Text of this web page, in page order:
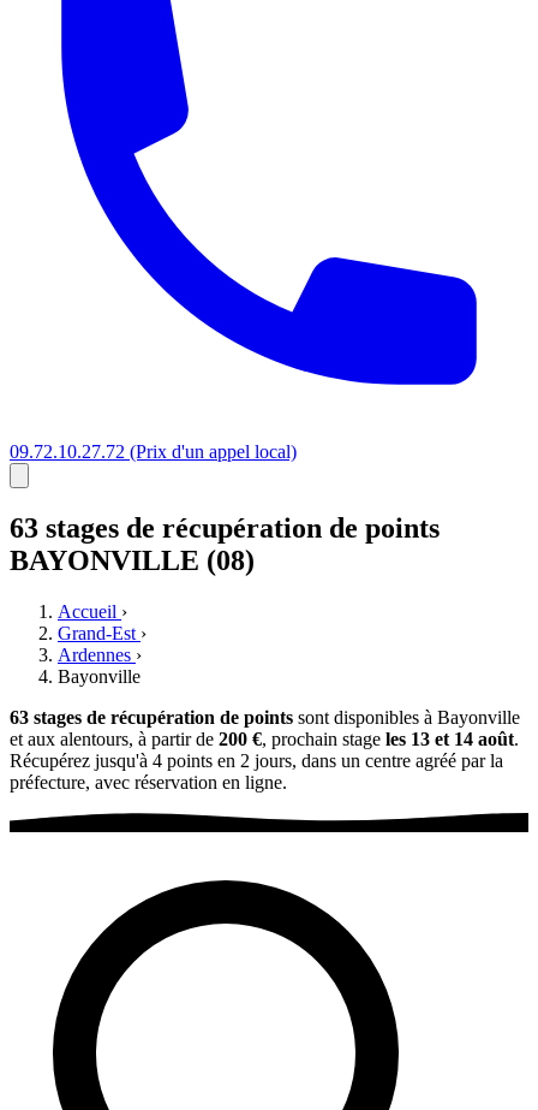
09.72.10.27.72 (Prix d'un appel local)
63 stages de récupération de points
BAYONVILLE (08)
Accueil ›
Grand-Est ›
Ardennes ›
Bayonville
63 stages de récupération de points sont disponibles à Bayonville
et aux alentours, à partir de 200 €, prochain stage les 13 et 14 août.
Récupérez jusqu'à 4 points en 2 jours, dans un centre agréé par la
préfecture, avec réservation en ligne.